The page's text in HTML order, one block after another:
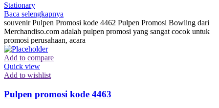
Stationary
Baca selengkapnya
souvenir Pulpen Promosi kode 4462 Pulpen Promosi Bowling dari
Merchandiso.com adalah pulpen promosi yang sangat cocok untuk
promosi perusahaan, acara
Add to compare
Quick view
Add to wishlist
Pulpen promosi kode 4463